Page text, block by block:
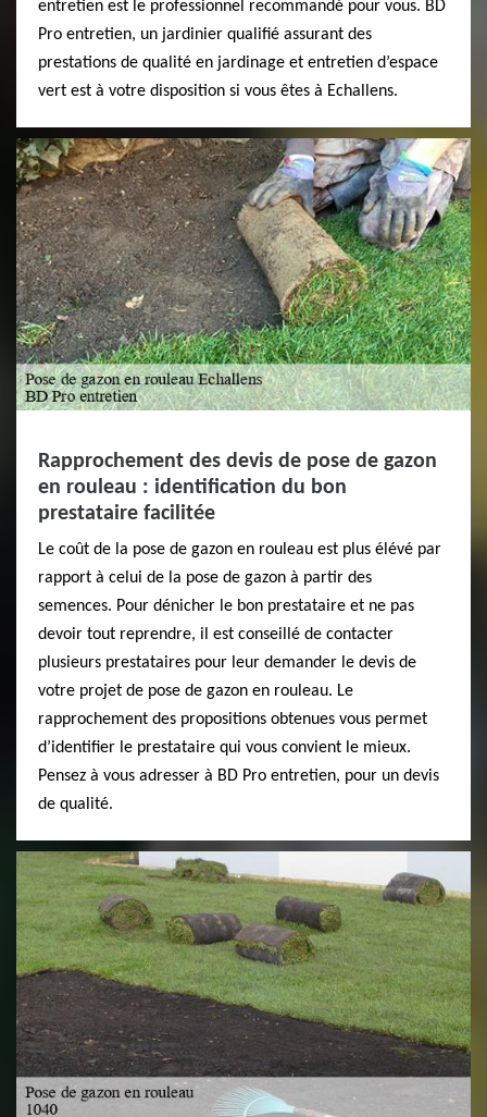
entretien est le professionnel recommandé pour vous. BD
Pro entretien, un jardinier qualifié assurant des
prestations de qualité en jardinage et entretien d’espace
vert est à votre disposition si vous êtes à Echallens.
Rapprochement des devis de pose de gazon
en rouleau : identification du bon
prestataire facilitée
Le coût de la pose de gazon en rouleau est plus élévé par
rapport à celui de la pose de gazon à partir des
semences. Pour dénicher le bon prestataire et ne pas
devoir tout reprendre, il est conseillé de contacter
plusieurs prestataires pour leur demander le devis de
votre projet de pose de gazon en rouleau. Le
rapprochement des propositions obtenues vous permet
d’identifier le prestataire qui vous convient le mieux.
Pensez à vous adresser à BD Pro entretien, pour un devis
de qualité.